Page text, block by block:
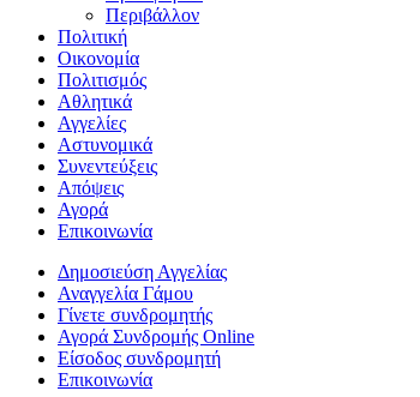
Περιβάλλον
Πολιτική
Οικονομία
Πολιτισμός
Αθλητικά
Αγγελίες
Αστυνομικά
Συνεντεύξεις
Απόψεις
Αγορά
Επικοινωνία
Δημοσιεύση Αγγελίας
Αναγγελία Γάμου
Γίνετε συνδρομητής
Αγορά Συνδρομής Online
Είσοδος συνδρομητή
Επικοινωνία